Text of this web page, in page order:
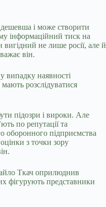
дешевша і може створити
інформаційний тиск на
не лише росії, але й
він.
випадку наявності
розслідуватися
підозри і вироки. Але
по репутації та
оборонного підприємства
з точки зору
Ткач оприлюднив
фігурують представники